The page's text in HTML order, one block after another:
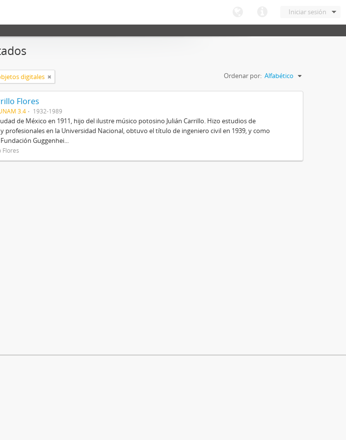
Iniciar sesión
digitales Ordenar por: Alfabético
Flores
3.4 1932-1989
de México en 1911, hijo del ilustre músico potosino Julián Carrillo. Hizo estudios de
profesionales en la Universidad Nacional, obtuvo el título de ingeniero civil en 1939, y como
Guggenhei...
Flores